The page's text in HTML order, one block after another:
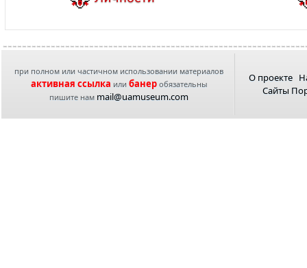
при полном или частичном использовании материалов
активная ссылка или банеробязательны
пишите нам mail@uamuseum.com
О проекте
Сайты